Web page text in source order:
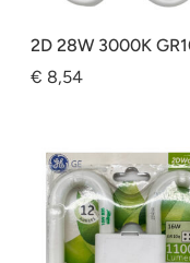
2D 28W 3000K
€ 8,54